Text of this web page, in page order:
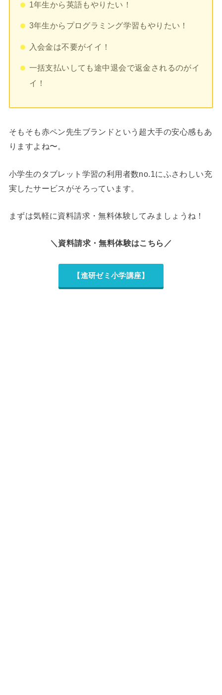
1年生から英語もやりたい！
3年生からプログラミング学習もやりたい！
入会金は不要がイイ！
一括支払いしても途中退会で返金されるのがイ
イ！
そもそも赤ペン先生ブランドという超大手の安心感もあ
りますよね〜。
小学生のタブレット学習の利用者数no.1にふさわしい充
実したサービスがそろっています。
まずは気軽に資料請求・無料体験してみましょうね！
＼資料請求・無料体験はこちら／
【進研ゼミ小学講座】